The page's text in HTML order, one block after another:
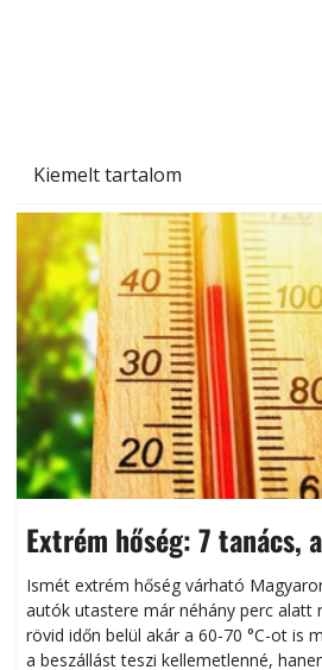
Kiemelt tartalom
Extrém hőség: 7 tanács,
megóvhatjuk autónkat
Ismét extrém hőség várható
autók utastere már néhány perc alatt
rövid időn belül akár a 60-70 °C-ot is
a beszállást teszi kellemetlenné,